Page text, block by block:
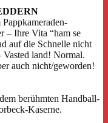
– Ihre Vita “ham se
auf die Schnelle nicht
Vasted land! Normal.
auch nicht/geworden!
berühmten Handball-
Kaserne.